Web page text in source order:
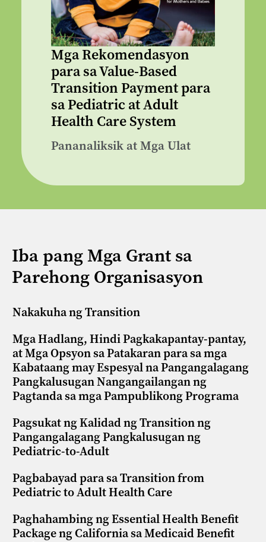
Mga Rekomendasyon
para sa Value-Based
Transition Payment para
sa Pediatric at Adult
Health Care System
Pananaliksik at Mga Ulat
Iba pang Mga Grant sa
Parehong Organisasyon
Nakakuha ng Transition
Mga Hadlang, Hindi Pagkakapantay-pantay,
at Mga Opsyon sa Patakaran para sa mga
Kabataang may Espesyal na Pangangalagang
Pangkalusugan Nangangailangan ng
Pagtanda sa mga Pampublikong Programa
Pagsukat ng Kalidad ng Transition ng
Pangangalagang Pangkalusugan ng
Pediatric-to-Adult
Pagbabayad para sa Transition from
Pediatric to Adult Health Care
Paghahambing ng Essential Health Benefit
Package ng California sa Medicaid Benefit